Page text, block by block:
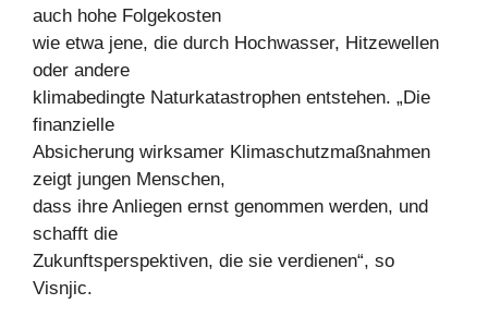
auch hohe Folgekosten
wie etwa jene, die durch Hochwasser, Hitzewellen
oder andere
klimabedingte Naturkatastrophen entstehen. „Die
finanzielle
Absicherung wirksamer Klimaschutzmaßnahmen
zeigt jungen Menschen,
dass ihre Anliegen ernst genommen werden, und
schafft die
Zukunftsperspektiven, die sie verdienen“, so
Visnjic.